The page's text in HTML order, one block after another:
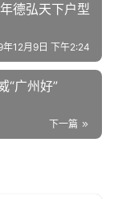
德弘天下户型
年12月9日 下午2:24
“广州好”
下一篇